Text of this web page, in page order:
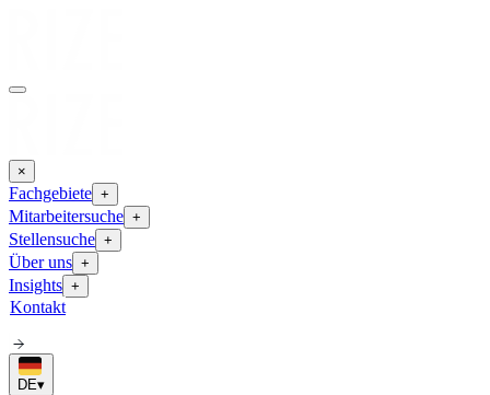
×
Fachgebiete +
Mitarbeitersuche +
Stellensuche +
Über uns +
Insights +
Kontakt
DE▾